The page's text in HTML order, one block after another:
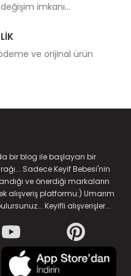
imkanı...
ve orijinal ürün
bir blog ile başlayan bir
Sadece Keyif Bebesi'nin
ve önerdiği markaların
alışveriş platformu:) Umarım
Keyifli alışverişler...